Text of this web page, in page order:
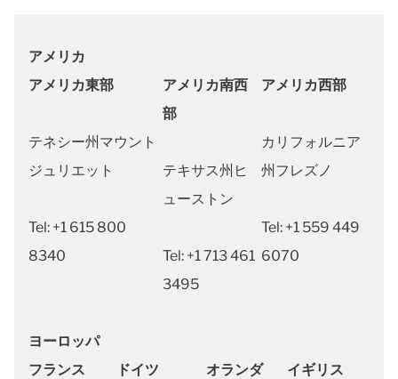
アメリカ
アメリカ東部
テネシー州マウント
ジュリエット
Tel: +1 615 800
8340
アメリカ南西
部
テキサス州ヒ
ューストン
Tel: +1 713 461
3495
アメリカ西部
カリフォルニア
州フレズノ
Tel: +1 559 449
6070
ヨーロッパ
フランス
ドイツ オランダ イギリス